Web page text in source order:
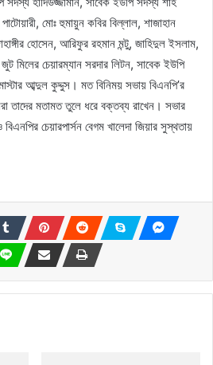
মোঃ হুমায়ুন কবির বিল্লাল, শাজাহান
হোসেন, আরিফুর রহমান মন্টু, জাহিদুল ইসলাম,
মিলের চেয়ারম্যান সরদার লিটন, সাবেক ইউপি
আব্দুল কুদ্দুস। মত বিনিময় সভায় বিএনপি’র
তাদের মতামত তুলে ধরে বক্তব্য রাখেন। সভার
চেয়ারপার্সন বেগম খালেদা জিয়ার সুস্থতায়